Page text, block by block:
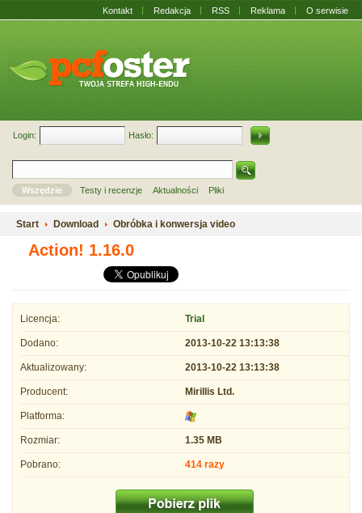
Kontakt Redakcja RSS Reklama O serwisie
Login: Hasło:
Wszędzie Testy i recenzje Aktualności Pliki
Start Download Obróbka i konwersja video
Action! 1.16.0
Licencja: Trial
Dodano: 2013-10-22 13:13:38
Aktualizowany: 2013-10-22 13:13:38
Producent: Mirillis Ltd.
Platforma:
Rozmiar: 1.35 MB
Pobrano: 414 razy